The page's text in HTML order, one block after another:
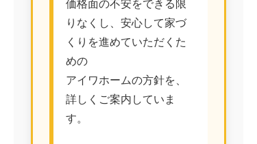
価格面の不安をできる限
りなくし、安心して家づ
くりを進めていただくた
めの
アイワホームの方針を、
詳しくご案内していま
す。